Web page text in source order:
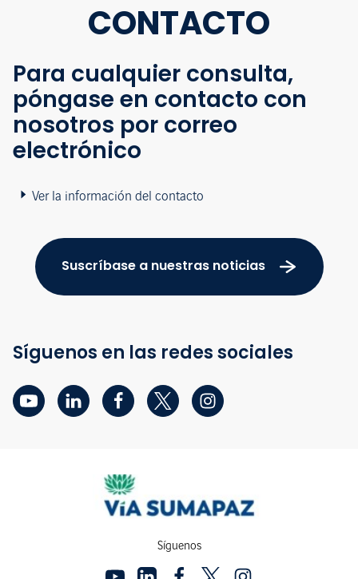
CONTACTO
Para cualquier consulta,
póngase en contacto con
nosotros por correo
electrónico
Ver la información del contacto
Suscríbase a nuestras noticias
Síguenos en las redes sociales
Síguenos